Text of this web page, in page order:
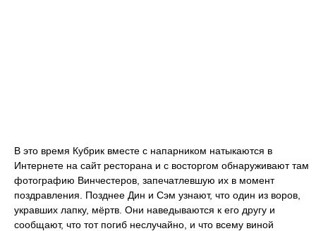
В это время Кубрик вместе с напарником натыкаются в
Интернете на сайт ресторана и с восторгом обнаруживают там
фотографию Винчестеров, запечатлевшую их в момент
поздравления. Позднее Дин и Сэм узнают, что один из воров,
укравших лапку, мёртв. Они наведываются к его другу и
сообщают, что тот погиб неслучайно, и что всему виной